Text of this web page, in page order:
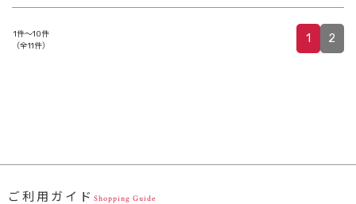
1件～10件
（全11件）
1 2
ご利用ガイド Shopping Guide